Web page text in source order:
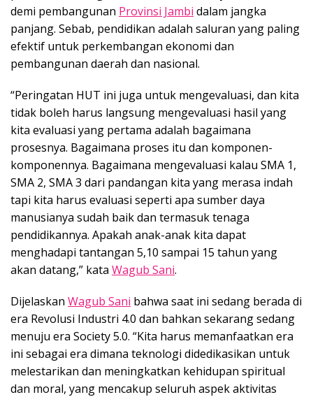
demi pembangunan Provinsi Jambi dalam jangka
panjang. Sebab, pendidikan adalah saluran yang paling
efektif untuk perkembangan ekonomi dan
pembangunan daerah dan nasional.
“Peringatan HUT ini juga untuk mengevaluasi, dan kita
tidak boleh harus langsung mengevaluasi hasil yang
kita evaluasi yang pertama adalah bagaimana
prosesnya. Bagaimana proses itu dan komponen-
komponennya. Bagaimana mengevaluasi kalau SMA 1,
SMA 2, SMA 3 dari pandangan kita yang merasa indah
tapi kita harus evaluasi seperti apa sumber daya
manusianya sudah baik dan termasuk tenaga
pendidikannya. Apakah anak-anak kita dapat
menghadapi tantangan 5,10 sampai 15 tahun yang
akan datang,” kata Wagub Sani.
Dijelaskan Wagub Sani bahwa saat ini sedang berada di
era Revolusi Industri 4.0 dan bahkan sekarang sedang
menuju era Society 5.0. “Kita harus memanfaatkan era
ini sebagai era dimana teknologi didedikasikan untuk
melestarikan dan meningkatkan kehidupan spiritual
dan moral, yang mencakup seluruh aspek aktivitas